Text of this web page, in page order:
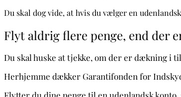
Du skal dog vide, at hvis du vælger en
Flyt aldrig flere penge, end der
Du skal huske at tjekke, om der er dækning i
Herhjemme dækker Garantifonden for